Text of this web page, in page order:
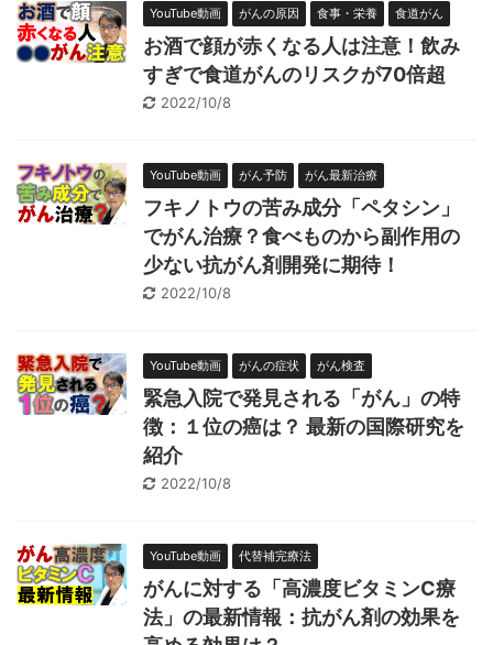
YouTube動画 がんの原因 食事・栄養 食道がん
お酒で顔が赤くなる人は注意！飲み
すぎで食道がんのリスクが70倍超
2022/10/8
YouTube動画 がん予防 がん最新治療
フキノトウの苦み成分「ペタシン」
でがん治療？食べものから副作用の
少ない抗がん剤開発に期待！
2022/10/8
YouTube動画 がんの症状 がん検査
緊急入院で発見される「がん」の特
徴：１位の癌は？ 最新の国際研究を
紹介
2022/10/8
YouTube動画 代替補完療法
がんに対する「高濃度ビタミンC療
法」の最新情報：抗がん剤の効果を